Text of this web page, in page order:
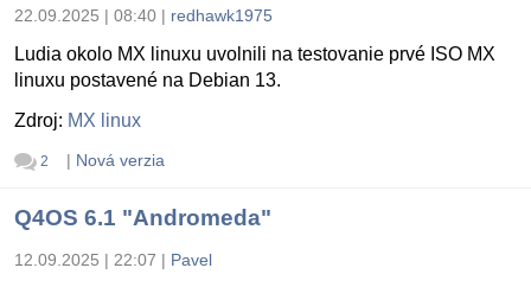
22.09.2025 | 08:40 | redhawk1975
Ludia okolo MX linuxu uvolnili na testovanie prvé ISO MX
linuxu postavené na Debian 13.
Zdroj: MX linux
2 | Nová verzia
Q4OS 6.1 "Andromeda"
12.09.2025 | 22:07 | Pavel